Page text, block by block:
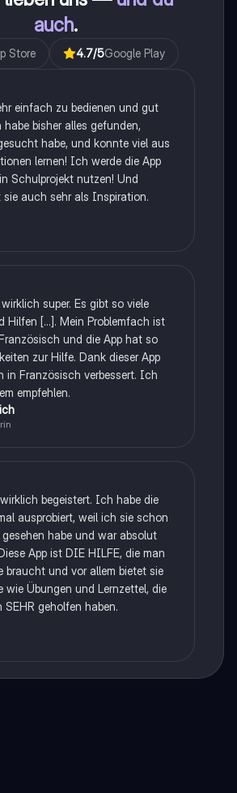
auch.
Store 4.7/5Google Play
einfach zu bedienen und gut
bisher alles gefunden,
habe, und konnte viel aus
lernen! Ich werde die App
Schulprojekt nutzen! Und
auch sehr als Inspiration.
super. Es gibt so viele
Hilfen [...]. Mein Problemfach ist
und die App hat so
zur Hilfe. Dank dieser App
in Französisch verbessert. Ich
empfehlen.
begeistert. Ich habe die
ausprobiert, weil ich sie schon
habe und war absolut
App ist DIE HILFE, die man
braucht und vor allem bietet sie
wie Übungen und Lernzettel, die
SEHR geholfen haben.